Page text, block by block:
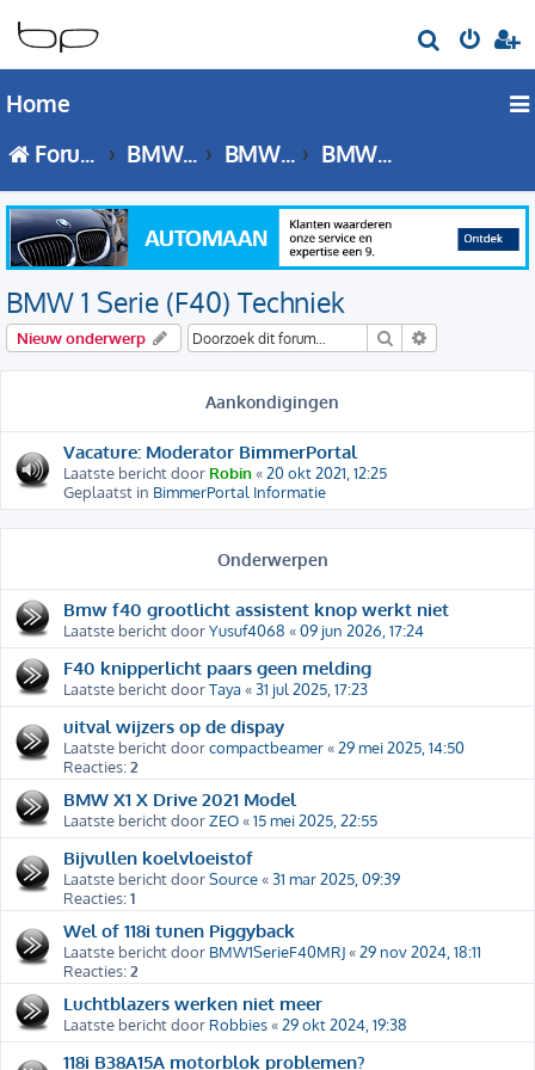
o
Home
Forumoverzicht
BMW 1 Serie BMW 1 Serie - F40 forum BMW 1 Serie (F40) Techniek
BMW 1 Serie (F40) Techniek
Nieuw onderwerp Zoek
Aankondigingen
Vacature: Moderator BimmerPortal
Laatste bericht door Robin«20 okt 2021, 12:25
Geplaatst in BimmerPortal Informatie
Onderwerpen
Bmw f40 grootlicht assistent knop werkt niet
Laatste bericht doorYusuf4068 «09 jun 2026, 17:24
F40 knipperlicht paars geen melding
Laatste bericht doorTaya «31 jul 2025, 17:23
uitval wijzers op de dispay
Laatste bericht doorcompactbeamer«29 mei 2025, 14:50
Reacties:2
BMW X1 X Drive 2021 Model
Laatste bericht doorZEO«15 mei 2025, 22:55
Bijvullen koelvloeistof
Laatste bericht doorSource«31 mar 2025, 09:39
Reacties:1
Wel of 118i tunen Piggyback
Laatste bericht door BMW1SerieF40MRJ«29 nov 2024, 18:11
Reacties:2
Luchtblazers werken niet meer
Laatste bericht door Robbies«29 okt 2024, 19:38
118i B38A15A motorblok problemen?